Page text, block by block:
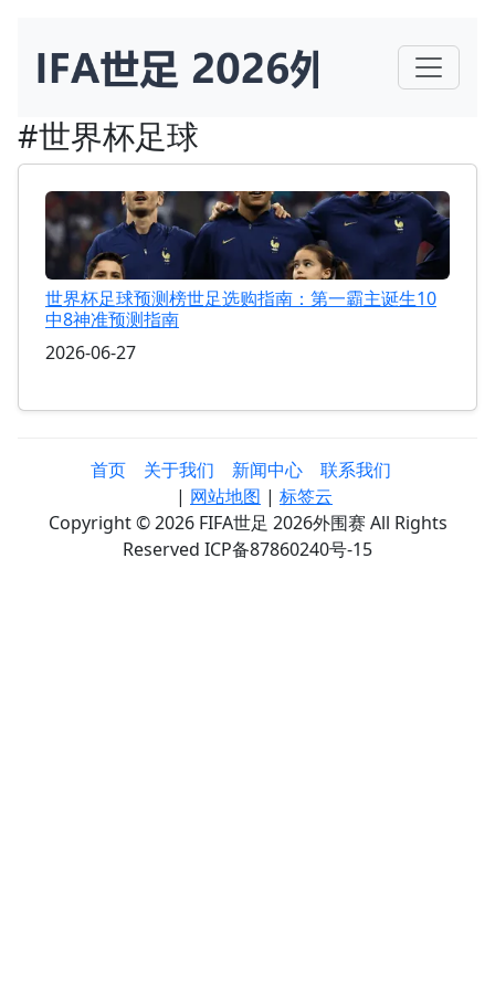
#世界杯足球
世界杯足球预测榜世足选购指南：第一霸主诞生10
中8神准预测指南
2026-06-27
首页 关于我们 新闻中心
联系我们
| 网站地图 | 标签云
Copyright © 2026 FIFA世足 2026外围赛 All Rights
Reserved ICP备87860240号-15